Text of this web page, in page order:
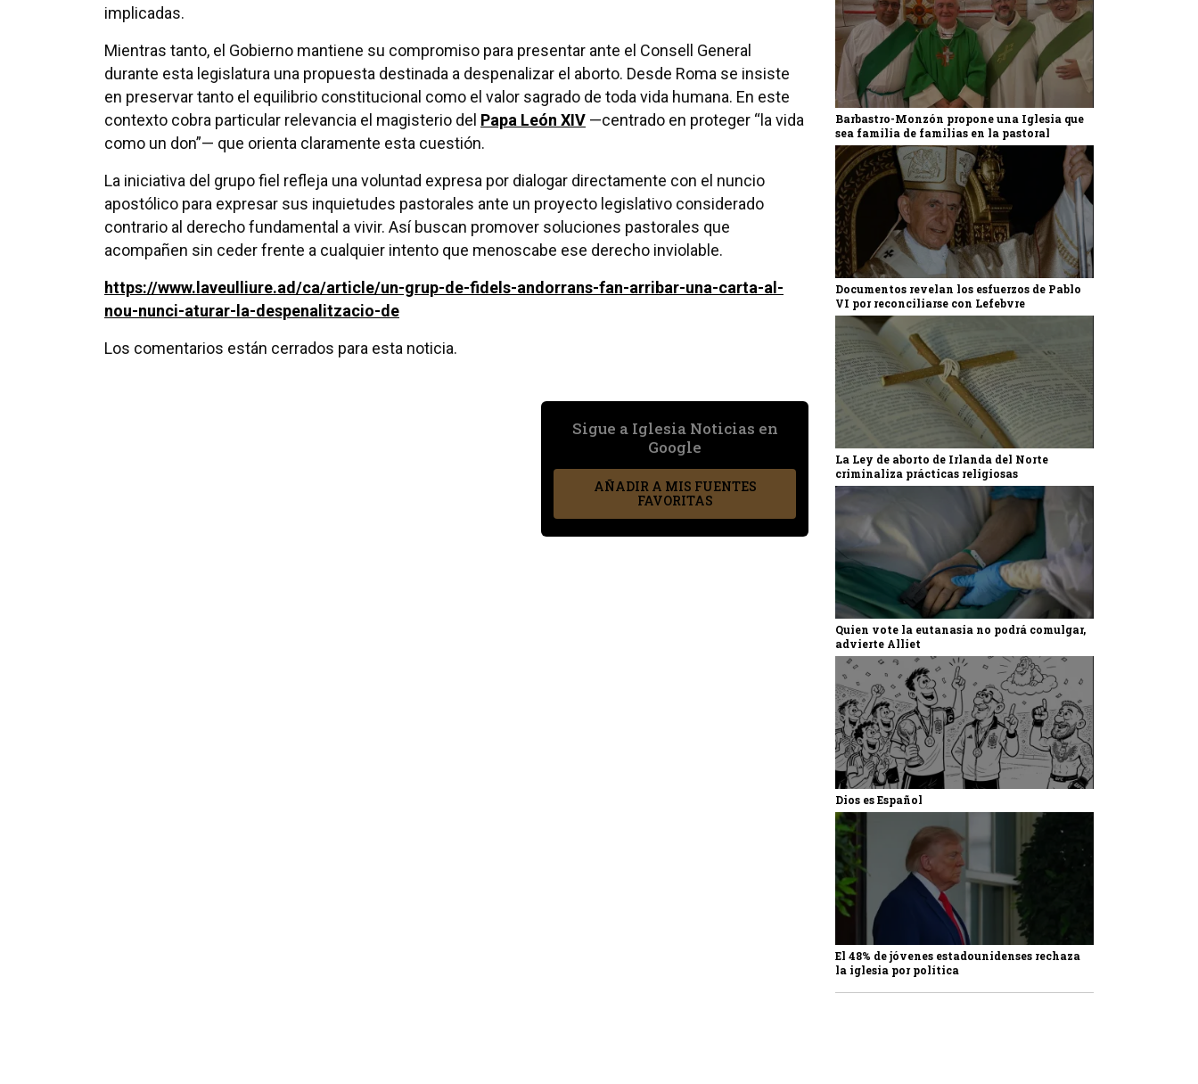
implicadas.
Mientras tanto, el Gobierno mantiene su compromiso para presentar ante el Consell General
durante esta legislatura una propuesta destinada a despenalizar el aborto. Desde Roma se insiste
en preservar tanto el equilibrio constitucional como el valor sagrado de toda vida humana. En este
contexto cobra particular relevancia el magisterio del Papa León XIV —centrado en proteger “la vida
como un don”— que orienta claramente esta cuestión.
La iniciativa del grupo fiel refleja una voluntad expresa por dialogar directamente con el nuncio
apostólico para expresar sus inquietudes pastorales ante un proyecto legislativo considerado
contrario al derecho fundamental a vivir. Así buscan promover soluciones pastorales que
acompañen sin ceder frente a cualquier intento que menoscabe ese derecho inviolable.
https://www.laveulliure.ad/ca/article/un-grup-de-fidels-andorrans-fan-arribar-una-carta-al-
nou-nunci-aturar-la-despenalitzacio-de
Los comentarios están cerrados para esta noticia.
Sigue a Iglesia Noticias en
Google
AÑADIR A MIS FUENTES
FAVORITAS
Barbastro-Monzón propone una Iglesia que
sea familia de familias en la pastoral
Documentos revelan los esfuerzos de Pablo
VI por reconciliarse con Lefebvre
La Ley de aborto de Irlanda del Norte
criminaliza prácticas religiosas
Quien vote la eutanasia no podrá comulgar,
advierte Alliet
Dios es Español
El 48% de jóvenes estadounidenses rechaza
la iglesia por política